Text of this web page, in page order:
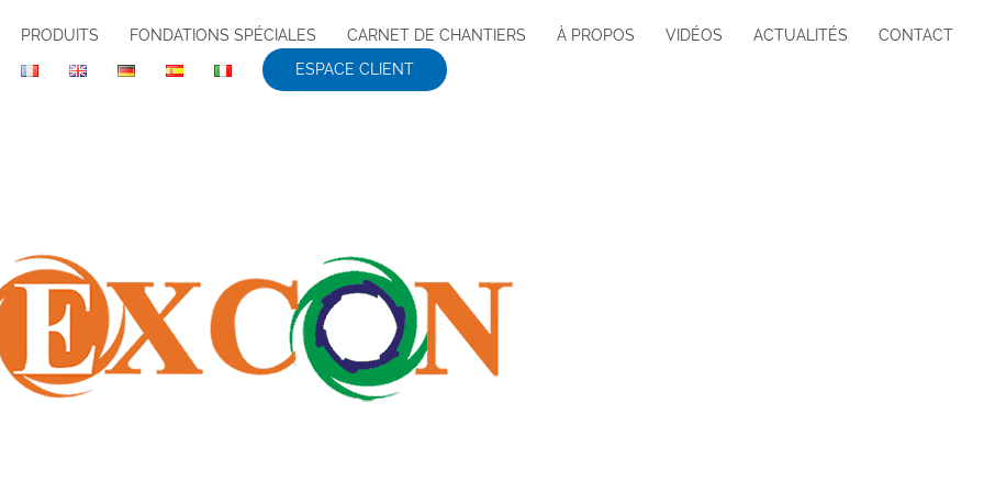
PRODUITS FONDATIONS SPÉCIALES CARNET DE CHANTIERS À PROPOS VIDÉOS ACTUALITÉS
CONTACT
ESPACE CLIENT